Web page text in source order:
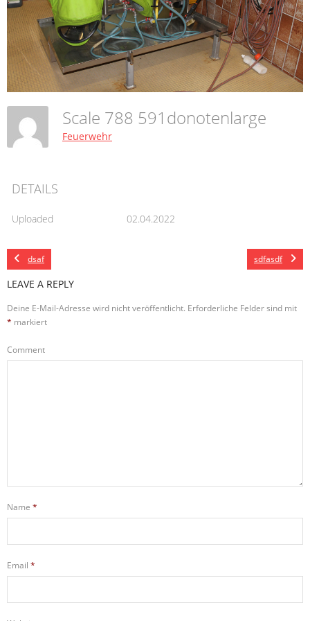
Scale 788 591donotenlarge
Feuerwehr
DETAILS
Uploaded 02.04.2022
dsaf sdfasdf
LEAVE A REPLY
Deine E-Mail-Adresse wird nicht veröffentlicht. Erforderliche Felder sind mit
* markiert
Comment
Name *
Email *